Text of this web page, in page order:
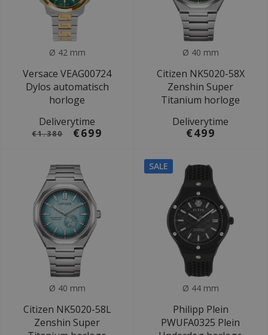
Ø 42 mm
Versace VEAG00724
Dylos automatisch
horloge
Deliverytime
€1.380 €699
Ø 40 mm
Citizen NK5020-58X
Zenshin Super
Titanium horloge
Deliverytime
€499
Ø 40 mm
Citizen NK5020-58L
Zenshin Super
SALE
Ø 44 mm
Philipp Plein
PWUFA0325 Plein